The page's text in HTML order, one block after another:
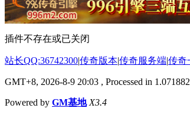
插件不存在或已关闭
站长QQ:36742300|传奇版本|传奇服务端|传奇
GMT+8, 2026-8-9 20:03 , Processed in
Powered by GM基地 X3.4